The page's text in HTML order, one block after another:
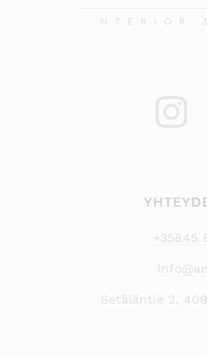
+35845
Setäläntie 2,